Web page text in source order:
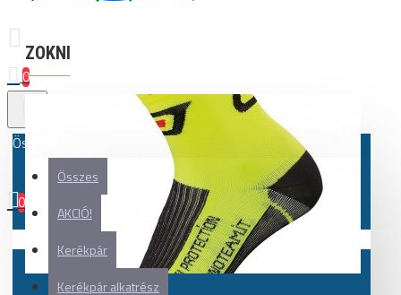
0
Összes
Összes
AKCIÓ!
Kerékpár
Kerékpár alkatrész
0
Az Ön kosara üres!
ZOKNI